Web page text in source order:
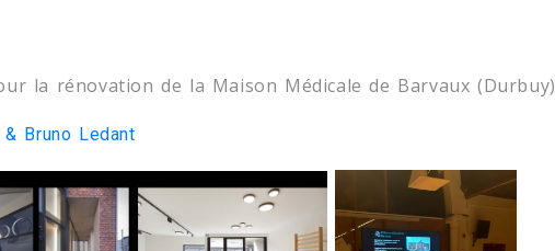
la rénovation de la Maison Médicale de Barvaux (Durbuy)
Bruno Ledant